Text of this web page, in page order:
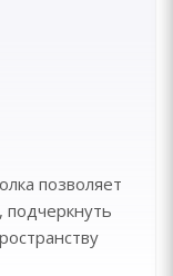
позволяет